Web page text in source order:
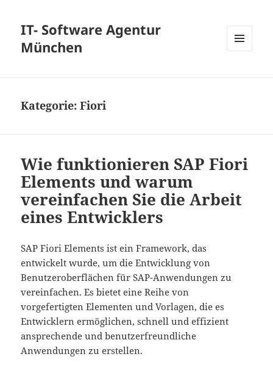
IT- Software Agentur
München
Kategorie:Fiori
Wie funktionieren SAP Fiori
Elements und warum
vereinfachen Sie die Arbeit
eines Entwicklers
SAP Fiori Elements ist ein Framework, das
entwickelt wurde, um die Entwicklung von
Benutzeroberflächen für SAP-Anwendungen zu
vereinfachen. Es bietet eine Reihe von
vorgefertigten Elementen und Vorlagen, die es
Entwicklern ermöglichen, schnell und effizient
ansprechende und benutzerfreundliche
Anwendungen zu erstellen.